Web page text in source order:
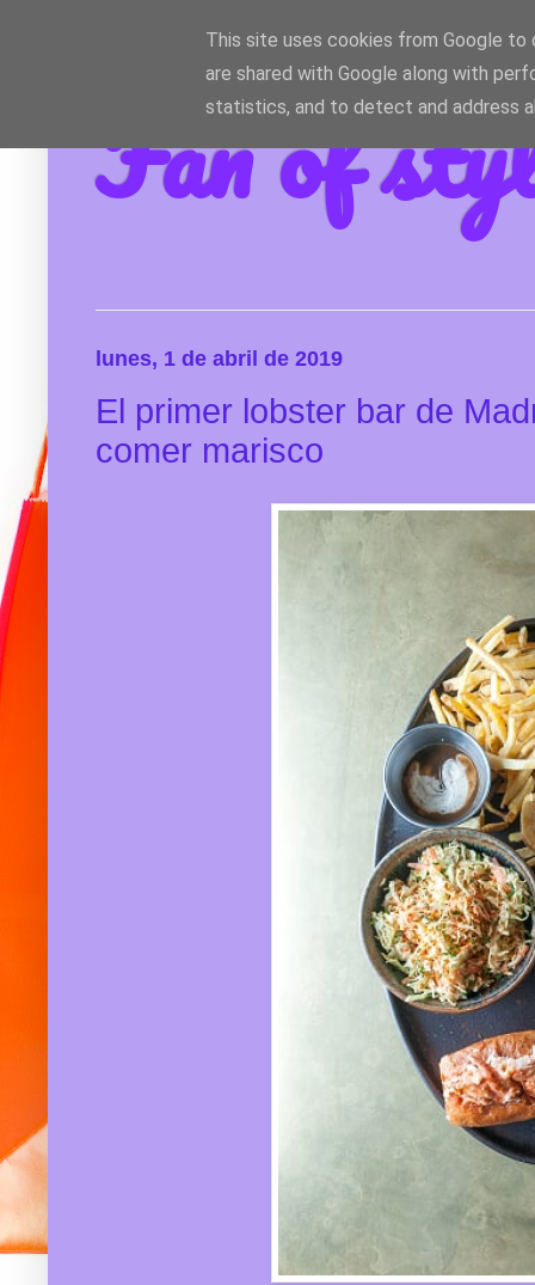
Fan of
lunes, 1 de abril de 2019
El primer lobster bar de
comer marisco
This site uses cookies from Google to
are shared with Google along with
statistics, and to detect and address